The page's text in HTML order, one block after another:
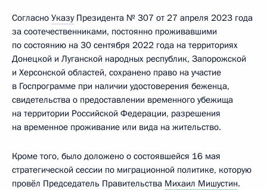
Согласно УказуПрезидента № 307 от 27 апреля 2023 года
за соотечественниками, постоянно проживавшими
по состоянию на 30 сентября 2022 года на территориях
Донецкой и Луганской народных республик, Запорожской
и Херсонской областей, сохранено право на участие
в Госпрограмме при наличии удостоверения беженца,
свидетельства о предоставлении временного убежища
на территории Российской Федерации, разрешения
на временное проживание или вида на жительство.
Кроме того, было доложено о состоявшейся 16 мая
стратегической сессии по миграционной политике, которую
провёл Председатель Правительства Михаил Мишустин.